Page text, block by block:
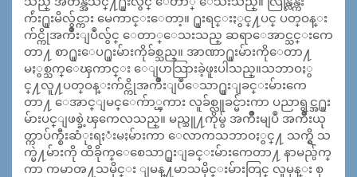
က်ဴး႐ူးမိလွ်င္ကား မေကာင္းေတာ့။ ႐ူးရင္းႏွင္႔ပင္ ပတ္ဝန္း
က်င္ကိုအက်ိဳးျပဳလွ်င္ ေတာ္ေသးသည္ ဆရာေအာင္သင္းကေ
တာ႔ စာ႐ူးေပ႐ူးမ်ားကိုခ်စ္သည္။ အာဏာ႐ူးမ်ားကိုေတာ႔
မႏွစ္သက္ေၾကာင္း ေျပာသြားခဲ့ဖူးပါသည္။သဘာဝႏွ
င္႔လူ႔ပတ္ဝန္းက်င္ကိုအက်ိဳးျပဳေသာ႐ူးျခင္းမ်ားကေ
တာ႔ ေအာင္ျမင္ေက်ာ္ၾကား လူခ်စ္လူခင္မ်ားကာ ပညာရွင္အ႐ူး
မ်ားပင္ျဖစ္ခဲ့ၾကေလသည္။ မည္သူ႔ကိုမွ် အက်ိဳးမျပဳ အက်ိဳးယု
တ္ကာပ်က္စီးဆံုးရႈံးမႈမ်ားကာ ေလာကသဘာဝႏွင္႔ သက္ရွိ သ
က္မဲ႔မ်ားကို ထိခိုက္ေစေသာ႐ူးျခင္းမ်ားကေတာ႔ နာမည္ပ်က္
ကာ ကမာၻ႔သမိုင္း ျမန္႔မာသမိုင္းမ်ားတြင္ လူမုန္း စု